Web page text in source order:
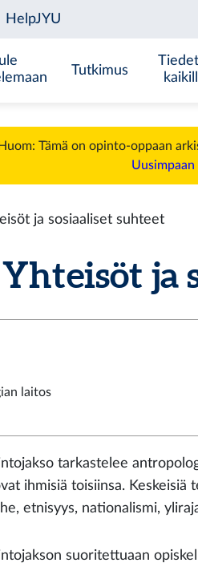
Tutkimus
Huom: Tämä on opinto-oppaan
Uusimpaan
ja sosiaaliset suhteet
ja
laitos
tarkastelee
ihmisiä toisiinsa. Keskeisiä
etnisyys, nationalismi,
suoritettuaan